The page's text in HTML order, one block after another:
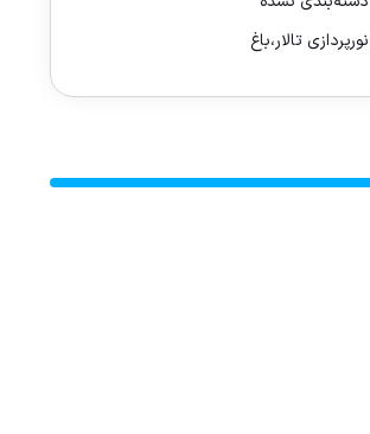
نورپردازی تالار،باغ